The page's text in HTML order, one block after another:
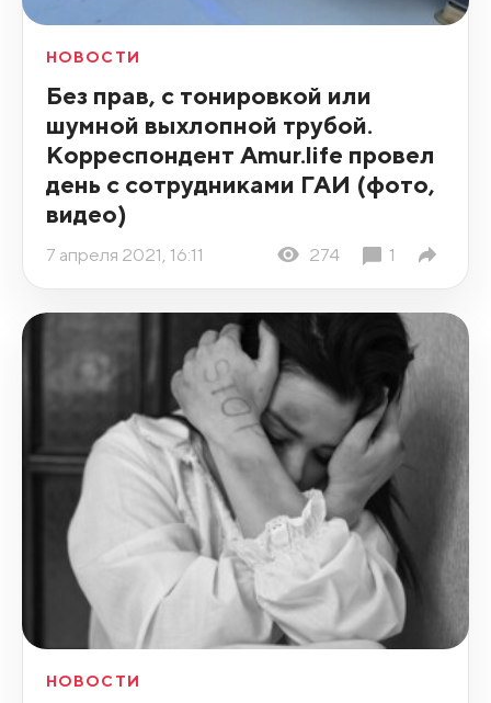
НОВОСТИ
Без прав, с тонировкой или
шумной выхлопной трубой.
Корреспондент Amur.life провел
день с сотрудниками ГАИ (фото,
видео)
7 апреля 2021, 16:11 274 1
НОВОСТИ